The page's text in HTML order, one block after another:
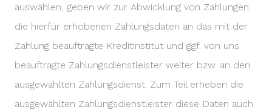
auswählen, geben wir zur Abwicklung von Zahlungen
die hierfür erhobenen Zahlungsdaten an das mit der
Zahlung beauftragte Kreditinstitut und ggf. von uns
beauftragte Zahlungsdienstleister weiter bzw. an den
ausgewählten Zahlungsdienst. Zum Teil erheben die
ausgewählten Zahlungsdienstleister diese Daten auch